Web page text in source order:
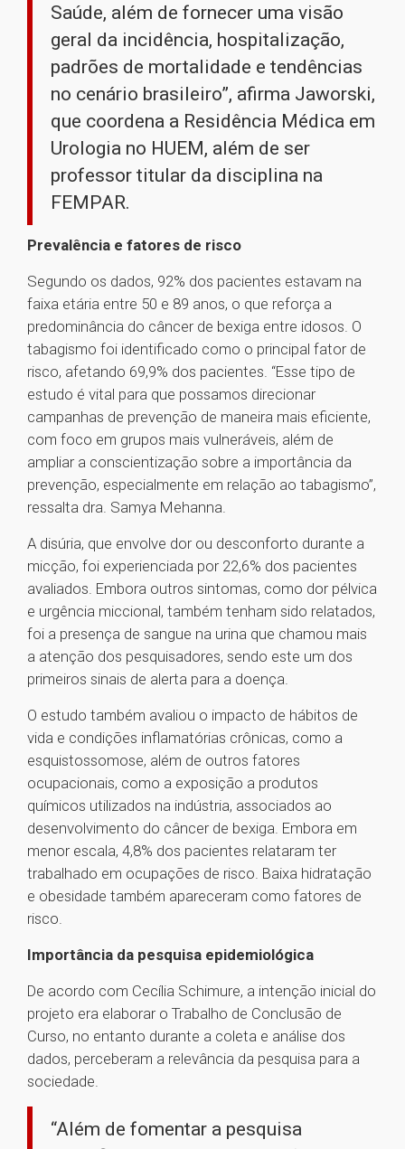
Saúde, além de fornecer uma visão
geral da incidência, hospitalização,
padrões de mortalidade e tendências
no cenário brasileiro”, afirma Jaworski,
que coordena a Residência Médica em
Urologia no HUEM, além de ser
professor titular da disciplina na
FEMPAR.
Prevalência e fatores de risco
Segundo os dados, 92% dos pacientes estavam na
faixa etária entre 50 e 89 anos, o que reforça a
predominância do câncer de bexiga entre idosos. O
tabagismo foi identificado como o principal fator de
risco, afetando 69,9% dos pacientes. “Esse tipo de
estudo é vital para que possamos direcionar
campanhas de prevenção de maneira mais eficiente,
com foco em grupos mais vulneráveis, além de
ampliar a conscientização sobre a importância da
prevenção, especialmente em relação ao tabagismo”,
ressalta dra. Samya Mehanna.
A disúria, que envolve dor ou desconforto durante a
micção, foi experienciada por 22,6% dos pacientes
avaliados. Embora outros sintomas, como dor pélvica
e urgência miccional, também tenham sido relatados,
foi a presença de sangue na urina que chamou mais
a atenção dos pesquisadores, sendo este um dos
primeiros sinais de alerta para a doença.
O estudo também avaliou o impacto de hábitos de
vida e condições inflamatórias crônicas, como a
esquistossomose, além de outros fatores
ocupacionais, como a exposição a produtos
químicos utilizados na indústria, associados ao
desenvolvimento do câncer de bexiga. Embora em
menor escala, 4,8% dos pacientes relataram ter
trabalhado em ocupações de risco. Baixa hidratação
e obesidade também apareceram como fatores de
risco.
Importância da pesquisa epidemiológica
De acordo com Cecília Schimure, a intenção inicial do
projeto era elaborar o Trabalho de Conclusão de
Curso, no entanto durante a coleta e análise dos
dados, perceberam a relevância da pesquisa para a
sociedade.
“Além de fomentar a pesquisa